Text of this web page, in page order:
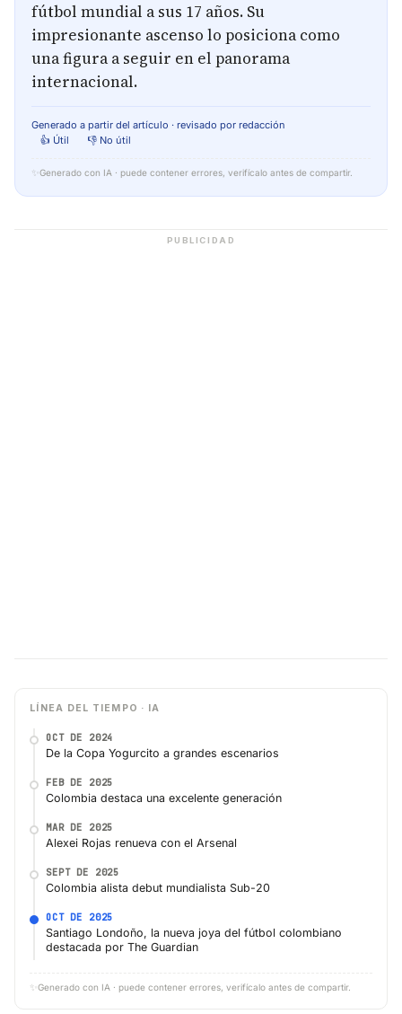
fútbol mundial a sus 17 años. Su
impresionante ascenso lo posiciona como
una figura a seguir en el panorama
internacional.
Generado a partir del artículo · revisado por redacción
👍 Útil
👎 No útil
✨ Generado con IA · puede contener errores, verifícalo antes de compartir.
PUBLICIDAD
LÍNEA DEL TIEMPO · IA
OCT DE 2024
De la Copa Yogurcito a grandes escenarios
FEB DE 2025
Colombia destaca una excelente generación
MAR DE 2025
Alexei Rojas renueva con el Arsenal
SEPT DE 2025
Colombia alista debut mundialista Sub-20
OCT DE 2025
Santiago Londoño, la nueva joya del fútbol colombiano
destacada por The Guardian
✨ Generado con IA · puede contener errores, verifícalo antes de compartir.